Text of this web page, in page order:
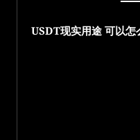
USDT现实用途 可以